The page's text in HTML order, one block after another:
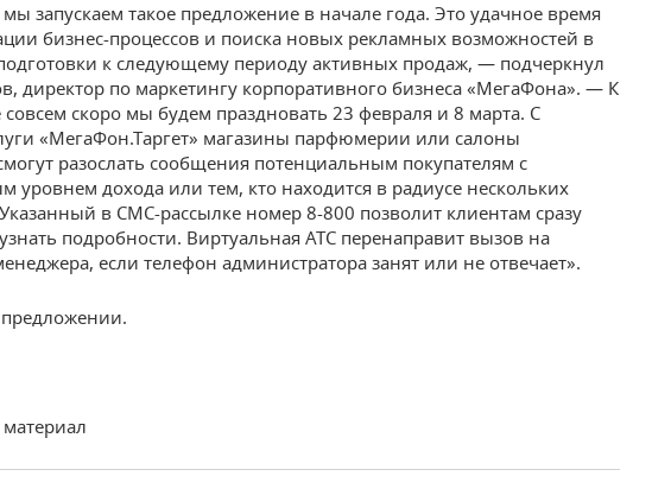
запускаем такое предложение в начале года. Это удачное время
бизнес-процессов и поиска новых рекламных возможностей в
к следующему периоду активных продаж, — подчеркнул
директор по маркетингу корпоративного бизнеса «МегаФона». — К
скоро мы будем праздновать 23 февраля и 8 марта. С
«МегаФон.Таргет» магазины парфюмерии или салоны
разослать сообщения потенциальным покупателям с
уровнем дохода или тем, кто находится в радиусе нескольких
в СМС-рассылке номер 8-800 позволит клиентам сразу
подробности. Виртуальная АТС перенаправит вызов на
если телефон администратора занят или не отвечает».